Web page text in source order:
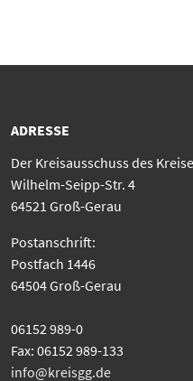
ADRESSE
Der Kreisausschuss des
Wilhelm-Seipp-Str. 4
64521 Groß-Gerau
Postanschrift:
Postfach 1446
64504 Groß-Gerau
06152 989-0
Fax: 06152 989-133
info@kreisgg.de